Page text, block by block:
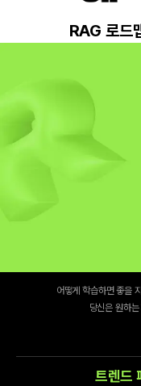
RAG 로드
RAG 로드
어떻게 학습하면 좋을
당신은 원하
트렌드